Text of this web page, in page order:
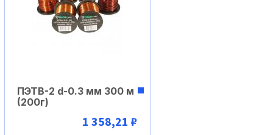
ПЭТВ-2 d-0.3 мм 300 м
(200г)
1 358,21 ₽